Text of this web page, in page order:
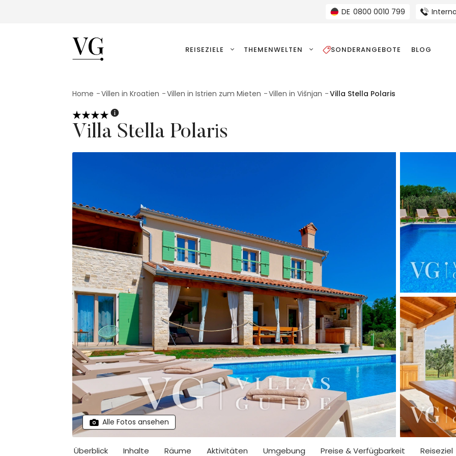
DE 0800 0010 799
VillasGuide
REISEZIELE THEMENWELTEN SONDERANGEBOTE BLOG
Home Villen in Kroatien Villen in Istrien zum Mieten Villen in Višnjan Villa Stella Polaris
Villa Stella Polaris
Alle Fotos ansehen
Überblick Inhalte Räume Aktivitäten Umgebung Preise & Verfügbarkeit Reiseziel